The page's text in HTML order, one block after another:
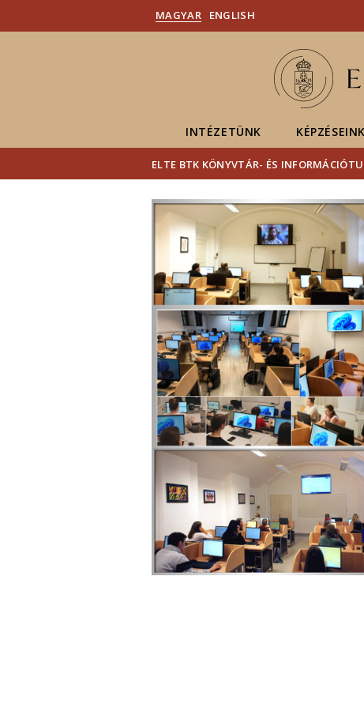
MAGYAR ENGLISH
INTÉZETÜNK KÉPZÉSEINK
ELTE BTK KÖNYVTÁR- ÉS